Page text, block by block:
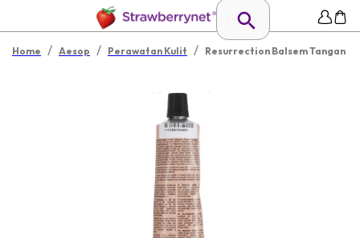
Home / Aesop / Perawatan Kulit / Resurrection Balsem Tangan